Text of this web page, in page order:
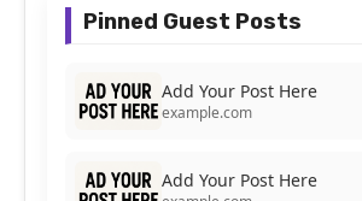
Pinned Guest Posts
Add Your Post Here
example.com
Add Your Post Here